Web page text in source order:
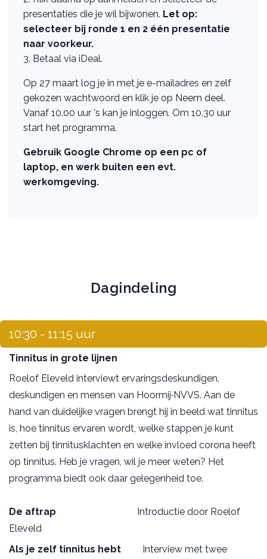
presentaties die je wil bijwonen. Let op:
selecteer bij ronde 1 en 2 één presentatie
naar voorkeur.
3. Betaal via iDeal.
Op 27 maart log je in met je e-mailadres en zelf
gekozen wachtwoord en klik je op Neem deel.
Vanaf 10.00 uur 's kan je inloggen. Om 10.30 uur
start het programma.
Gebruik Google Chrome op een pc of
laptop, en werk buiten een evt.
werkomgeving.
Dagindeling
10:30 - 11:15 uur
Tinnitus in grote lijnen
Roelof Eleveld interviewt ervaringsdeskundigen,
deskundigen en mensen van Hoormij∙NVVS. Aan de
hand van duidelijke vragen brengt hij in beeld wat tinnitus
is, hoe tinnitus ervaren wordt, welke stappen je kunt
zetten bij tinnitusklachten en welke invloed corona heeft
op tinnitus. Heb je vragen, wil je meer weten? Het
programma biedt ook daar gelegenheid toe.
De aftrap
Introductie door Roelof
Eleveld
Als je zelf tinnitus hebt Interview met twee